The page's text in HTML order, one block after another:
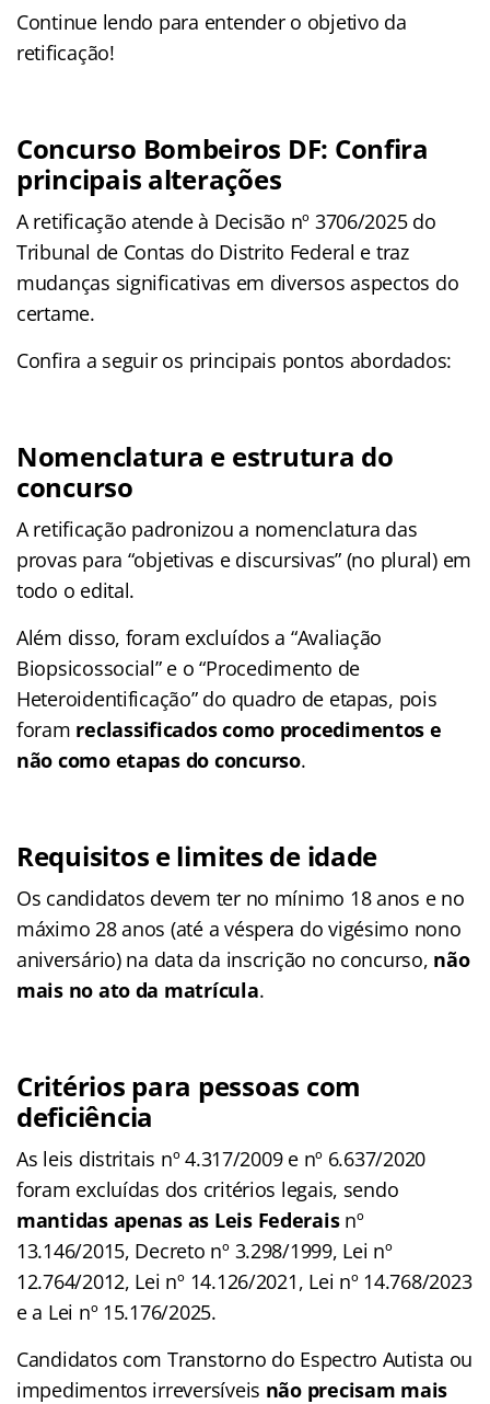
Continue lendo para entender o objetivo da
retificação!
Concurso Bombeiros DF: Confira
principais alterações
A retificação atende à Decisão nº 3706/2025 do
Tribunal de Contas do Distrito Federal e traz
mudanças significativas em diversos aspectos do
certame.
Confira a seguir os principais pontos abordados:
Nomenclatura e estrutura do
concurso
A retificação padronizou a nomenclatura das
provas para “objetivas e discursivas” (no plural) em
todo o edital.
Além disso, foram excluídos a “Avaliação
Biopsicossocial” e o “Procedimento de
Heteroidentificação” do quadro de etapas, pois
foram reclassificados como procedimentos e
não como etapas do concurso.​
Requisitos e limites de idade
Os candidatos devem ter no mínimo 18 anos e no
máximo 28 anos (até a véspera do vigésimo nono
aniversário) na data da inscrição no concurso, não
mais no ato da matrícula.​
Critérios para pessoas com
deficiência
As leis distritais nº 4.317/2009 e nº 6.637/2020
foram excluídas dos critérios legais, sendo
mantidas apenas as Leis Federais nº
13.146/2015, Decreto nº 3.298/1999, Lei nº
12.764/2012, Lei nº 14.126/2021, Lei nº 14.768/2023
e a Lei nº 15.176/2025.
Candidatos com Transtorno do Espectro Autista ou
impedimentos irreversíveis não precisam mais